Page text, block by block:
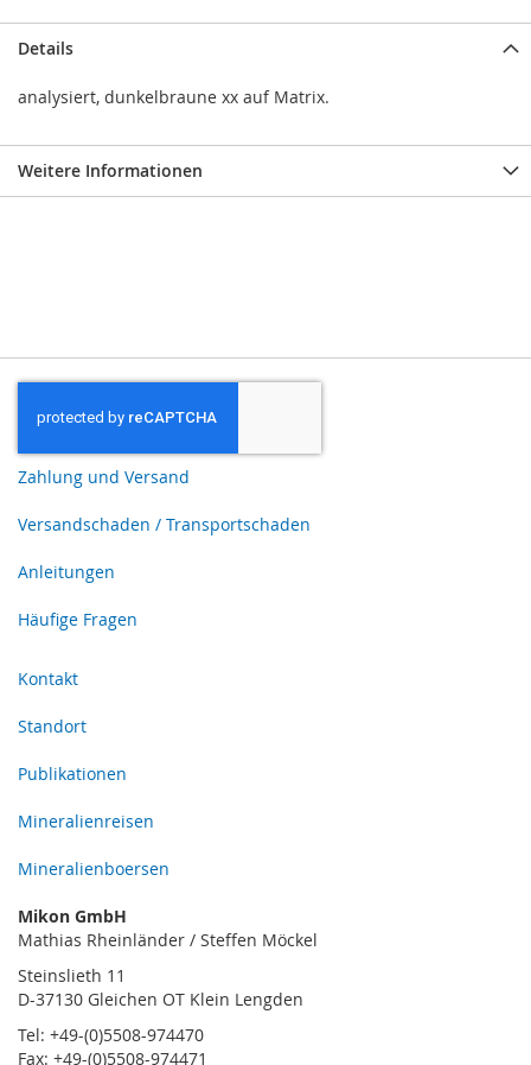
Details
analysiert, dunkelbraune xx auf Matrix.
Weitere Informationen
Zahlung und Versand
Versandschaden / Transportschaden
Anleitungen
Häufige Fragen
Kontakt
Standort
Publikationen
Mineralienreisen
Mineralienboersen
Mikon GmbH
Mathias Rheinländer / Steffen Möckel
Steinslieth 11
D-37130 Gleichen OT Klein Lengden
Tel: +49-(0)5508-974470
Fax: +49-(0)5508-974471